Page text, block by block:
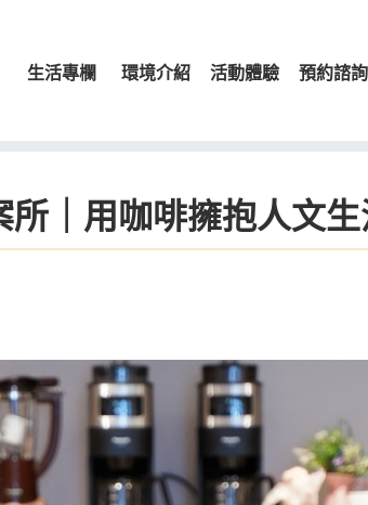
生活專欄 環境介紹 活動體驗 預約諮詢
所｜用咖啡擁抱人文生